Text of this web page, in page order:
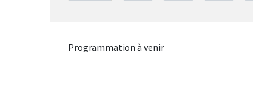
Programmation à venir